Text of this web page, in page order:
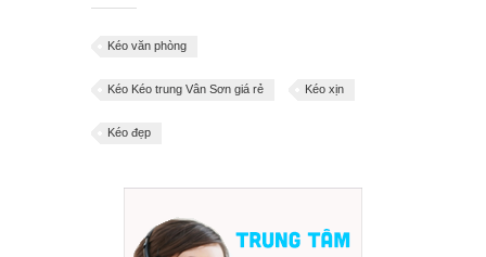
Kéo văn phòng
Kéo Kéo trung Vân Sơn giá rẻ Kéo xịn
Kéo đẹp